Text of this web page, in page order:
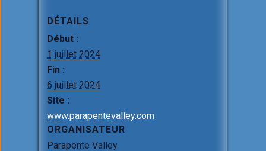
k
DÉTAILS
Début :
1 juillet 2024
Fin :
6 juillet 2024
Site :
www.parapentevalley.com
ORGANISATEUR
Parapente Valley